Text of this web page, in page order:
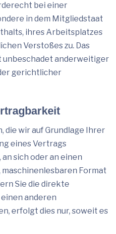
bei einer
in dem Mitgliedstaat
ihres Arbeitsplatzes
Verstoßes zu. Das
anderweitiger
gerichtlicher
die wir auf Grundlage Ihrer
eines Vertrags
sich oder an einen
Format
Sie die direkte
anderen
erfolgt dies nur, soweit es